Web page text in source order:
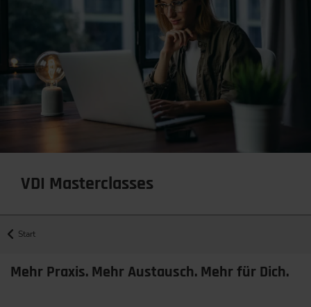
VDI Masterclasses
Start
Mehr Praxis. Mehr Austausch. Mehr für Dich.